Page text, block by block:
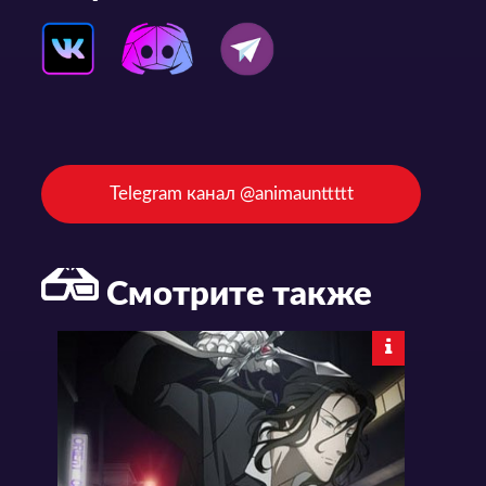
Telegram канал @animaunttttt
Смотрите также